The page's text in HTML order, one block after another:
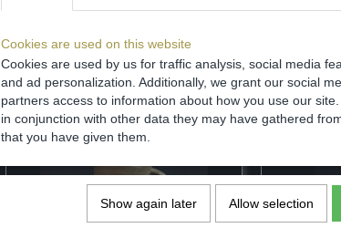
Cookies are used on this website
Cookies are used by us for traffic analysis, social media
and ad personalization. Additionally, we grant our social
partners access to information about how you use our
in conjunction with other data they may have gathered
that you have given them.
Show again later Allow selection